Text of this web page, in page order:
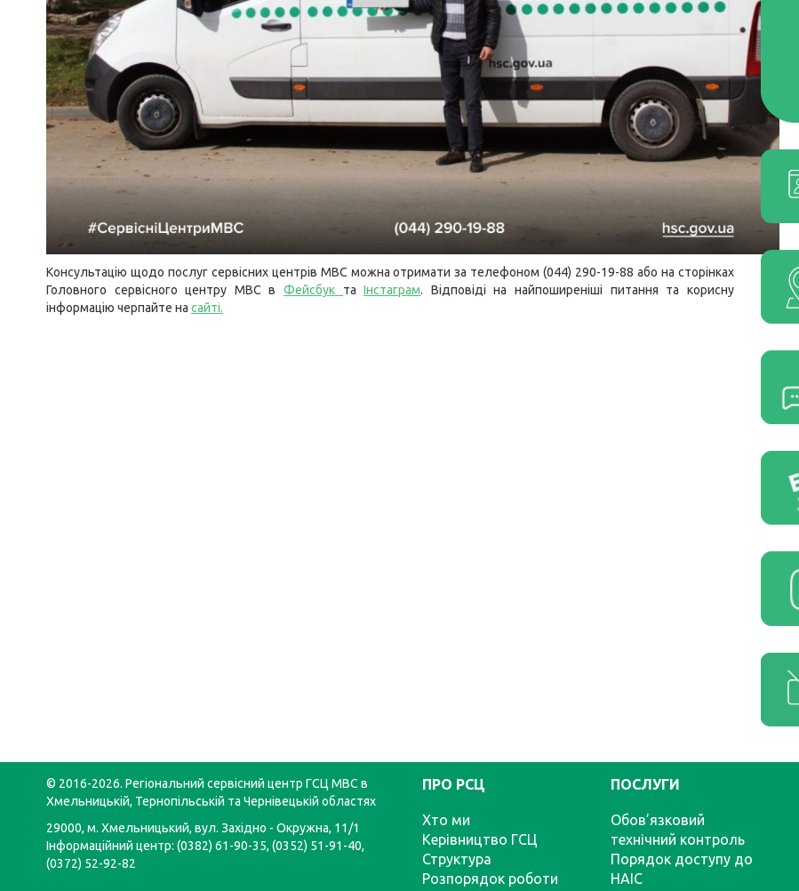
Консультацію щодо послуг сервісних центрів МВС можна отримати за телефоном (044) 290-19-88 або на сторінках
Головного сервісного центру МВС вФейсбук таІнстаграм. Відповіді на найпоширеніші питання та корисну
інформацію черпайте на сайті.
© 2016-2026. Регіональний сервісний центр ГСЦ МВС в
Хмельницькій, Тернопільській та Чернівецькій областях
29000, м. Хмельницький, вул. Західно - Окружна, 11/1
Інформаційний центр: (0382) 61-90-35, (0352) 51-91-40,
(0372) 52-92-82
ПРО РСЦ
Хто ми
Керівництво ГСЦ
Структура
Розпорядок роботи
ПОСЛУГИ
Обов’язковий
технічний контроль
Порядок доступу до
НАІС